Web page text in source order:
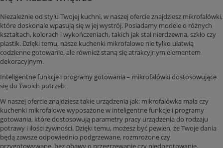
Niezależnie od stylu Twojej kuchni, w naszej ofercie znajdziesz mikrofalówki,
które doskonale wpasują się w jej wystrój. Posiadamy modele o różnych
kształtach, kolorach i wykończeniach, takich jak stal nierdzewna, szkło czy
plastik. Dzięki temu, nasze kuchenki mikrofalowe nie tylko ułatwią
codzienne gotowanie, ale również staną się atrakcyjnym elementem
dekoracyjnym.
Inteligentne funkcje i programy gotowania – mikrofalówki dostosowujące
się do Twoich potrzeb
W naszej ofercie znajdziesz takie urządzenia jak: mikrofalówka mała czy
kuchenki mikrofalowe wyposażone w inteligentne funkcje i programy
gotowania, które dostosowują parametry pracy urządzenia do rodzaju
potrawy i ilości żywności. Dzięki temu, możesz być pewien, że Twoje dania
będą zawsze odpowiednio podgrzewane, rozmrożone czy
przygotowywane, bez obawy o przegrzewanie czy niedogotowanie.